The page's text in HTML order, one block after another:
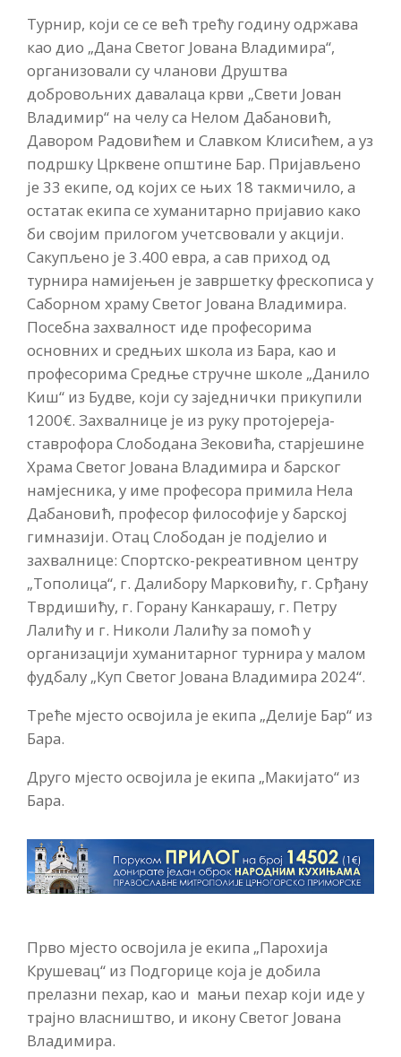
Турнир, који се се већ трећу годину одржава
као дио „Дана Светог Јована Владимира“,
организовали су чланови Друштва
добровољних давалаца крви „Свети Јован
Владимир“ на челу са Нелом Дабановић,
Давором Радовићем и Славком Клисићем, а уз
подршку Црквене општине Бар. Пријављено
је 33 екипе, од којих се њих 18 такмичило, а
остатак екипа се хуманитарно пријавио како
би својим прилогом учетсвовали у акцији.
Сакупљено је 3.400 евра, а сав приход од
турнира намијењен је завршетку фрескописа у
Саборном храму Светог Јована Владимира.
Посебна захвалност иде професорима
основних и средњих школа из Бара, као и
професорима Средње стручне школе „Данило
Киш“ из Будве, који су заједнички прикупили
1200€. Захвалнице је из руку протојереја-
ставрофора Слободана Зековића, старјешине
Храма Светог Јована Владимира и барског
намјесника, у име професора примила Нела
Дабановић, професор философије у барској
гимназији. Отац Слободан је подјелио и
захвалнице: Спортско-рекреативном центру
„Тополица“, г. Далибору Марковићу, г. Срђану
Тврдишићу, г. Горану Канкарашу, г. Петру
Лалићу и г. Николи Лалићу за помоћ у
организацији хуманитарног турнира у малом
фудбалу „Куп Светог Јована Владимира 2024“.
Треће мјесто освојила је екипа „Делије Бар“ из
Бара.
Друго мјесто освојила је екипа „Макијато“ из
Бара.
Прво мјесто освојила је екипа „Парохија
Крушевац“ из Подгорице која је добила
прелазни пехар, као и мањи пехар који иде у
трајно власништво, и икону Светог Јована
Владимира.